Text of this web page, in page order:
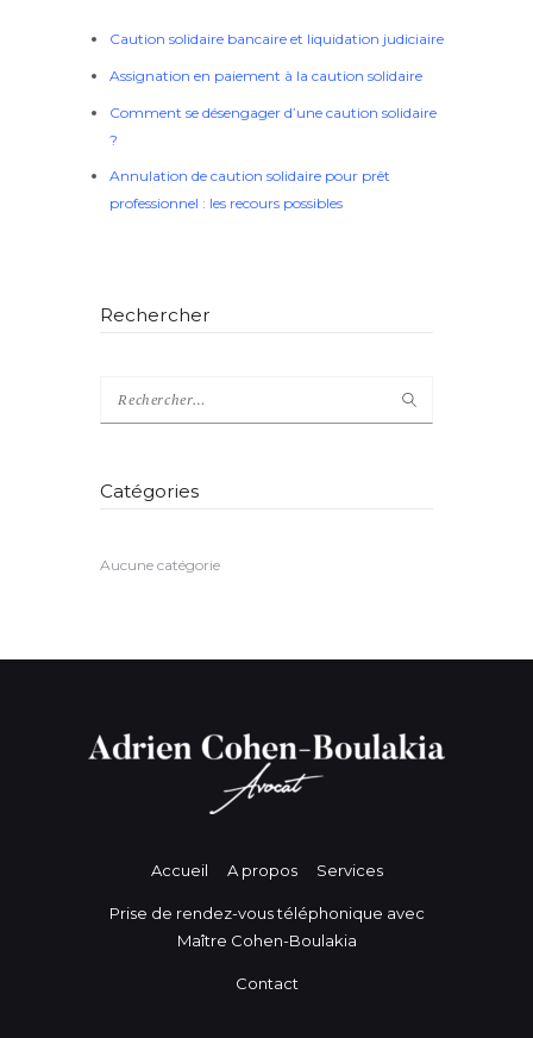
Caution solidaire bancaire et liquidation judiciaire
Assignation en paiement à la caution solidaire
Comment se désengager d’une caution solidaire
?
Annulation de caution solidaire pour prêt
professionnel : les recours possibles
Rechercher
Catégories
Aucune catégorie
Accueil A propos Services
Prise de rendez-vous téléphonique avec
Maître Cohen-Boulakia
Contact